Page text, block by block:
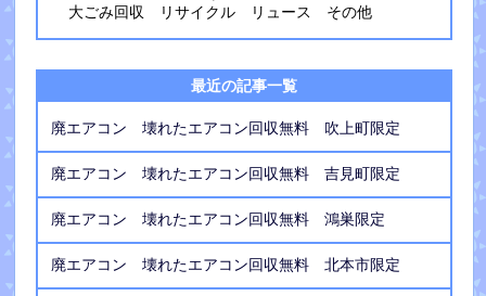
大ごみ回収 リサイクル リュース その他
最近の記事一覧
廃エアコン 壊れたエアコン回収無料 吹上町限定
廃エアコン 壊れたエアコン回収無料 吉見町限定
廃エアコン 壊れたエアコン回収無料 鴻巣限定
廃エアコン 壊れたエアコン回収無料 北本市限定